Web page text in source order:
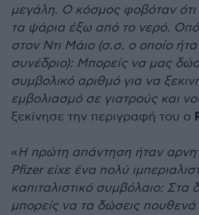
μεγάλη. Ο κόσμος φοβόταν
τα ψάρια έξω από το νερό.
στον Ντι Μάιο (σ.σ. ο οποίο
συνέδριο): Μπορείς να μας
συμβολικό αριθμό για να
εμβολιασμό σε γιατρούς και
ξεκίνησε την περιγραφή του ο
«Η πρώτη απάντηση ήταν
Pfizer είχε ένα πολύ
καπιταλιστικό συμβόλαιο: Στα
μπορείς να τα δώσεις